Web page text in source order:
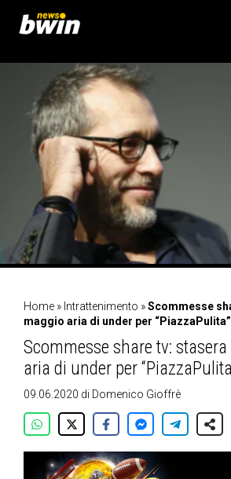
contenuto
Home » Intrattenimento »Scommesse
maggio aria di under per “PiazzaPulita”
Scommesse share tv:
aria di under per
09.06.2020 di Domenico Gioffrè